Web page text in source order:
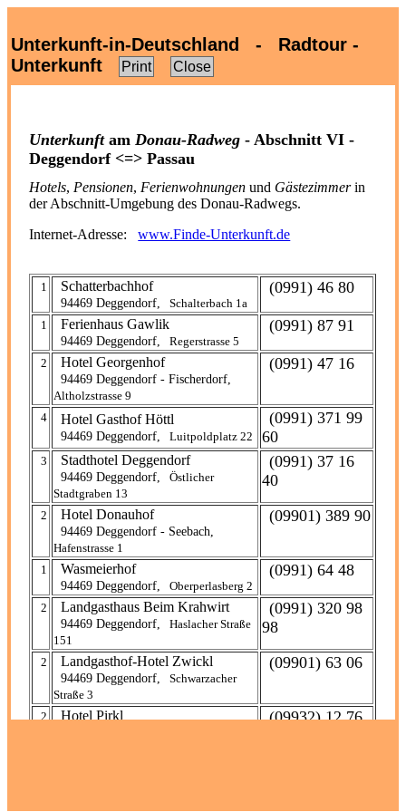
Unterkunft-in-Deutschland - Radtour -
Unterkunft
Print Close
Unterkunftam Donau-Radweg - Abschnitt VI -
Deggendorf <=> Passau
Hotels, Pensionen, Ferienwohnungen und Gästezimmerin
der Abschnitt-Umgebung des Donau-Radwegs.
Internet-Adresse:www.Finde-Unterkunft.de
1 Schatterbachhof
94469 Deggendorf, Schalterbach 1a
(0991) 46 80
1 Ferienhaus Gawlik
94469 Deggendorf, Regerstrasse 5
(0991) 87 91
2 Hotel Georgenhof
94469 Deggendorf - Fischerdorf,
Altholzstrasse 9
(0991) 47 16
4 Hotel Gasthof Höttl
94469 Deggendorf, Luitpoldplatz 22
(0991) 371 99
60
3 Stadthotel Deggendorf
94469 Deggendorf,
Östlicher
Stadtgraben 13
(0991) 37 16
40
2 Hotel Donauhof
94469 Deggendorf - Seebach,
Hafenstrasse 1
(09901) 389 90
1 Wasmeierhof
94469 Deggendorf, Oberperlasberg 2
(0991) 64 48
2 Landgasthaus Beim Krahwirt
94469 Deggendorf,
Haslacher Straße
151
(0991) 320 98
98
2 Landgasthof-Hotel Zwickl
94469 Deggendorf,
Schwarzacher
Straße 3
(09901) 63 06
2 Hotel Pirkl (09932) 12 76
3 Hotel Bayrischer Löwe